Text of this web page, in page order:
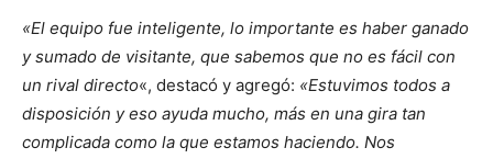
«El equipo fue inteligente, lo importante es haber ganado
y sumado de visitante, que sabemos que no es fácil con
un rival directo«, destacó y agregó: «Estuvimos todos a
disposición y eso ayuda mucho, más en una gira tan
complicada como la que estamos haciendo. Nos